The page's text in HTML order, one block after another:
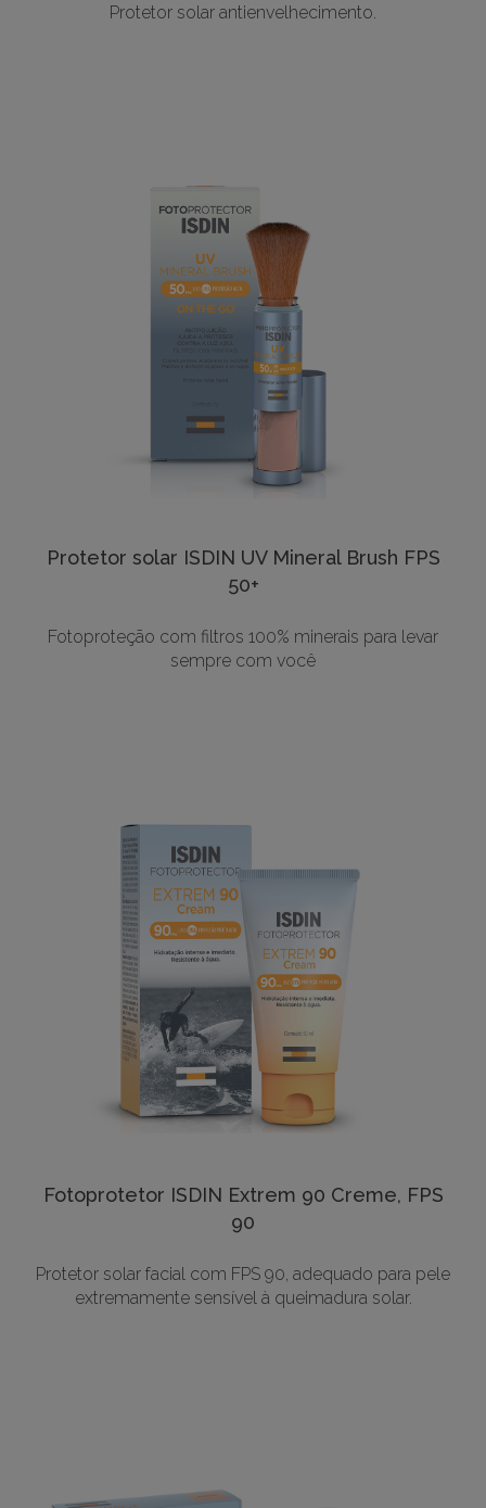
Protetor solar antienvelhecimento.
Protetor solar ISDIN UV Mineral Brush FPS
50+
Fotoproteção com filtros 100% minerais para levar
sempre com você
Fotoprotetor ISDIN Extrem 90 Creme, FPS
90
Protetor solar facial com FPS 90, adequado para pele
extremamente sensível à queimadura solar.